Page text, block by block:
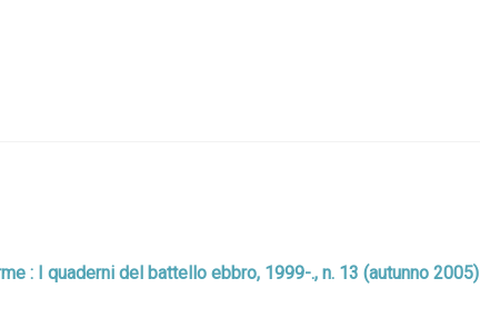
: I quaderni del battello ebbro, 1999-., n. 13 (autunno 2005)